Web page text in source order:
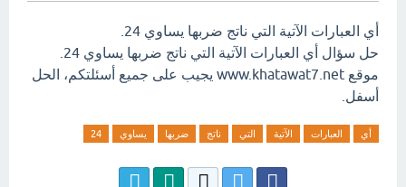
أي العبارات الآتية التي ناتج ضربها يساوي 24.
موقع www.khatawat7.net يجيب على جميع أسئلتكم، الحل
أسفل.
أي العبارات الآتية التي ناتج ضربها يساوي 24